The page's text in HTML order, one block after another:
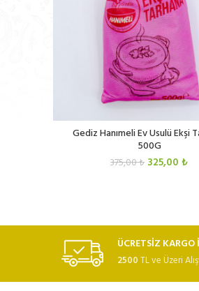
Gediz Hanımeli Ev Usulü Ekşi
500G
375,00₺ Orijinal
325,00₺Şu
ÜCRETSİZ
2500TL ve Üzeri